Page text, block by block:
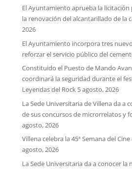
El Ayuntamiento aprueba la licitación
la renovación del alcantarillado de la
2026
El Ayuntamiento incorpora tres
reforzar el servicio público del
Constituido el Puesto de Mando
coordinará la seguridad durante el
Leyendas del Rock 5 agosto, 2026
La Sede Universitaria de Villena da a
de sus concursos de microrrelatos y
agosto, 2026
Villena celebra la 45ª Semana del
agosto, 2026
La Sede Universitaria da a conocer la